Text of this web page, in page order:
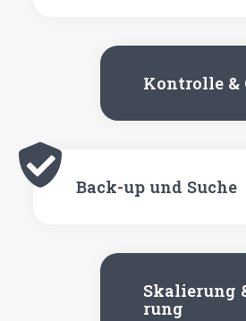
Kon­trol­le &
Back-up und Suche
Ska­lie­rung
rung